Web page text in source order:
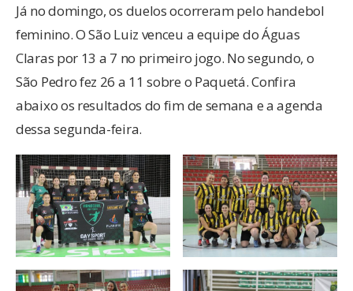
Já no domingo, os duelos ocorreram pelo handebol
feminino. O São Luiz venceu a equipe do Águas
Claras por 13 a 7 no primeiro jogo. No segundo, o
São Pedro fez 26 a 11 sobre o Paquetá. Confira
abaixo os resultados do fim de semana e a agenda
dessa segunda-feira.